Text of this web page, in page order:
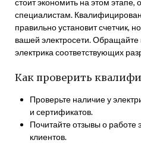
стоит экономить на этом
специалистам.
правильно установит счетчик,
вашей электросети.
электрика соответствующих
Как проверить
Проверьте наличие у
и сертификатов.
Почитайте отзывы о работе
клиентов.